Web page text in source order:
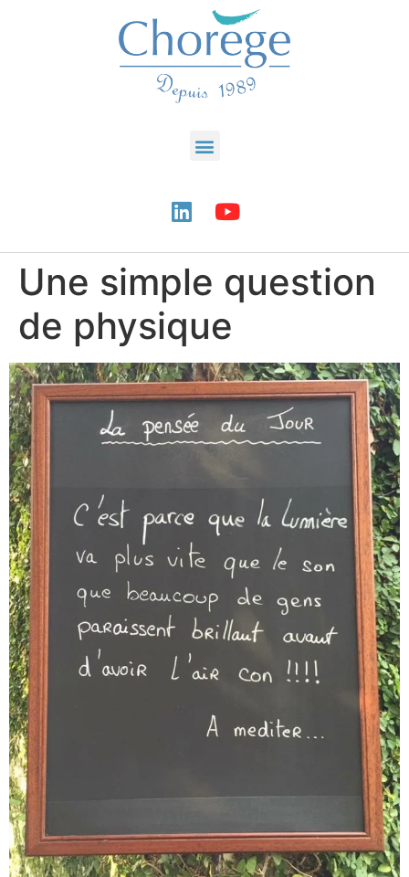
Une simple question
de physique